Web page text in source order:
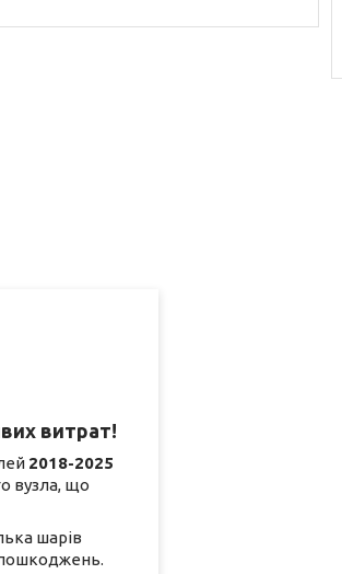
витрат!
2018-2025
вузла, що
шарів
пошкоджень.